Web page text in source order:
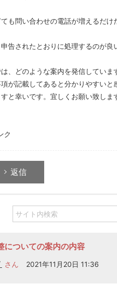
も問い合わせの電話が増えるだ
申告されたとおりに処理するのが良
、どのような案内を発信していま
が記載してあると分かりやすいと
と幸いです。宜しくお願い致しま
ク
返信
についての案内の内容
さん 2021年11月20日 11:36